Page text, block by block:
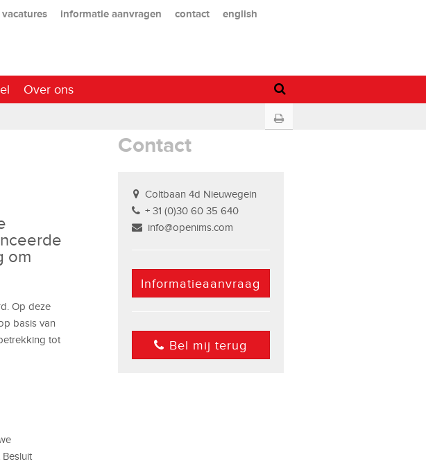
vacatures informatie aanvragen contact english
Over ons
om
Op deze
basis van
tot
Contact
Coltbaan 4d Nieuwegein
+ 31 (0)30 60 35 640
info@openims.com
Informatieaanvraag
Bel mij terug